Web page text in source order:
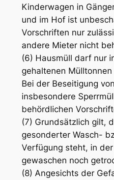
Kinderwagen in
und im Hof ist
Vorschriften nur
andere Mieter nicht
(6) Hausmüll darf nur
gehaltenen
Bei der Beseitigung
insbesondere
behördlichen
(7) Grundsätzlich gilt,
gesonderter Wasch-
Verfügung steht, in
gewaschen noch
(8) Angesichts der